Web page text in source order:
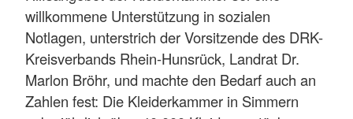
willkommene Unterstützung in sozialen
Notlagen, unterstrich der Vorsitzende des DRK-
Kreisverbands Rhein-Hunsrück, Landrat Dr.
Marlon Bröhr, und machte den Bedarf auch an
Zahlen fest: Die Kleiderkammer in Simmern